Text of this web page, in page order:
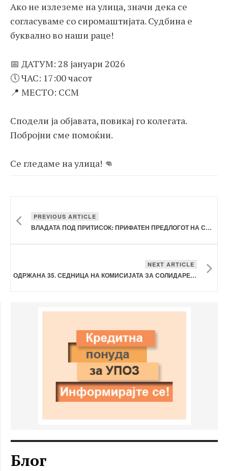
Ако не излеземе на улица, значи дека се
согласуваме со сиромаштијата. Судбина е
буквално во наши раце!
📅 ДАТУМ: 28 јануари 2026
🕔 ЧАС: 17:00 часот
📍 МЕСТО: ССМ
Сподели ја објавата, повикај го колегата.
Побројни сме помоќни.
Се гледаме на улица! 👊
PREVIOUS ARTICLE
ВЛАДАТА ПОД ПРИТИСОК: ПРИФАТЕН ПРЕДЛОГОТ НА СИНДИКАТОТ НА УПОЗ ЗА ПОГОЛЕМИ ПЛАТИ
NEXT ARTICLE
ОДРЖАНА 35. СЕДНИЦА НА КОМИСИЈАТА ЗА СОЛИДАРЕН ФОНД
Блог